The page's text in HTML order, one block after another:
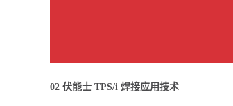
02 伏能士 TPS/i 焊接应用技术